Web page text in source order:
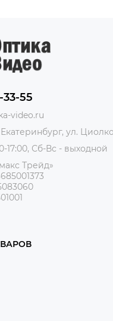
33-55
video.ru
ул.
17:00, Сб-Вс - выходной
Трейд»